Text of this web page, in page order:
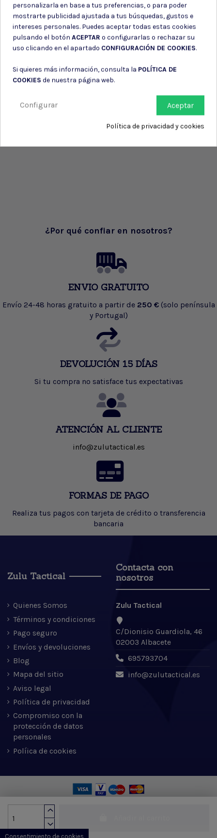
¿Por qué confiar en nosotros?
ENVIO GRATUITO
Envío 24-48 horas gratuito a partir de 250 € (solo península
y Portugal)
DEVOLUCIÓN 15 DÍAS
Si tu compra no satisface tus expectativas
ATENCIÓN AL CLIENTE
info@zulutactical.es
FORMAS DE PAGO
Realiza tus pagos con tarjeta de crédito o transferencia
bancaria
Zulu Tactical
Quienes Somos
Términos y condiciones
Pago seguro
Envíos y devoluciones
Blog
Mapa del sitio
Aviso legal
Política de privacidad
Compromiso con la
protección de datos
personales
Políica de cookies
Contacta con
nosotros
Zulu Tactical
C/Dionisio Guardiola, 46
02003 Albacete
695793704
info@zulutactical.es
Zulu Tactical S.L. © 2022 | Desarrollado por Expertic
personalizarla en base a tus preferencias, o para poder
mostrarte publicidad ajustada a tus búsquedas, gustos e
intereses personales. Puedes aceptar todas estas cookies
pulsando el botón ACEPTAR o configurarlas o rechazar su
uso clicando en el apartado CONFIGURACIÓN DE COOKIES.
Si quieres más información, consulta la POLÍTICA DE
COOKIES de nuestra página web.
Aceptar
Configurar
Política de privacidad y cookies
Consentimiento de cookies